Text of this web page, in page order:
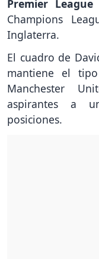
Premier League
Champions
Inglaterra.
El cuadro de
mantiene el
Manchester
aspirantes a
posiciones.